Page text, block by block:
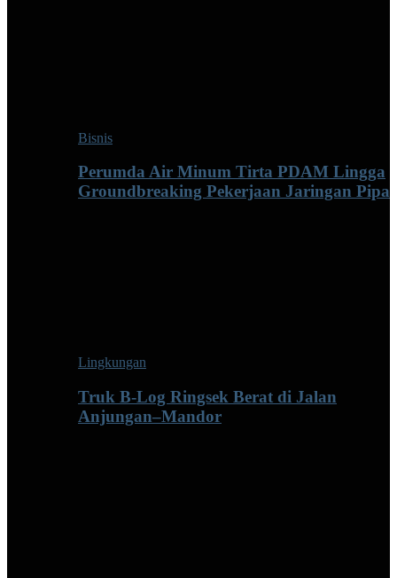
Bisnis
Perumda Air Minum Tirta PDAM Lingga
Groundbreaking Pekerjaan Jaringan Pipa
Lingkungan
Truk B-Log Ringsek Berat di Jalan
Anjungan–Mandor